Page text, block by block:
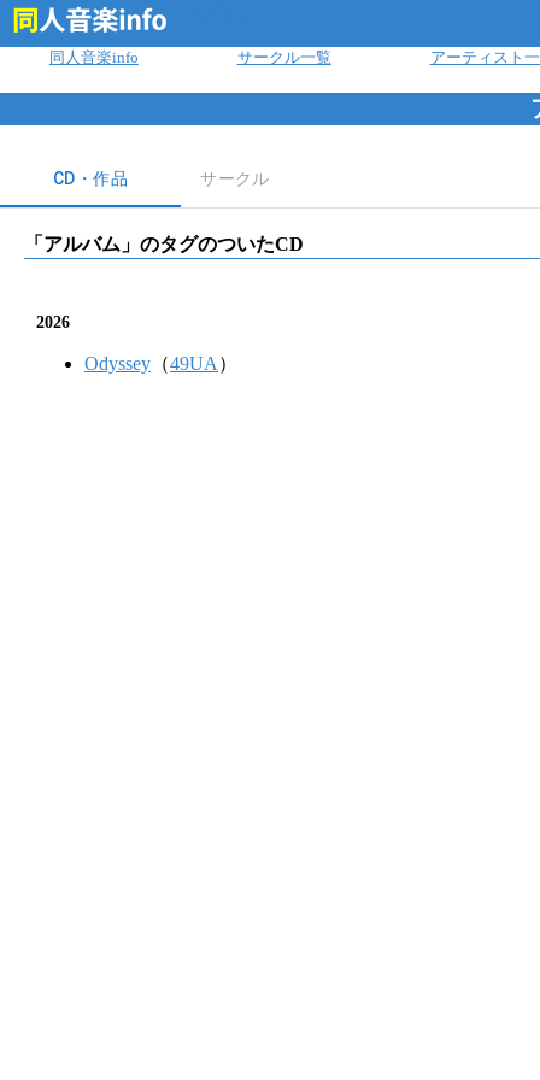
同人音楽info サークル一覧 アーティスト
CD・作品 サークル
「 アルバム 」のタグのついたCD
2026
Odyssey （49UA ）